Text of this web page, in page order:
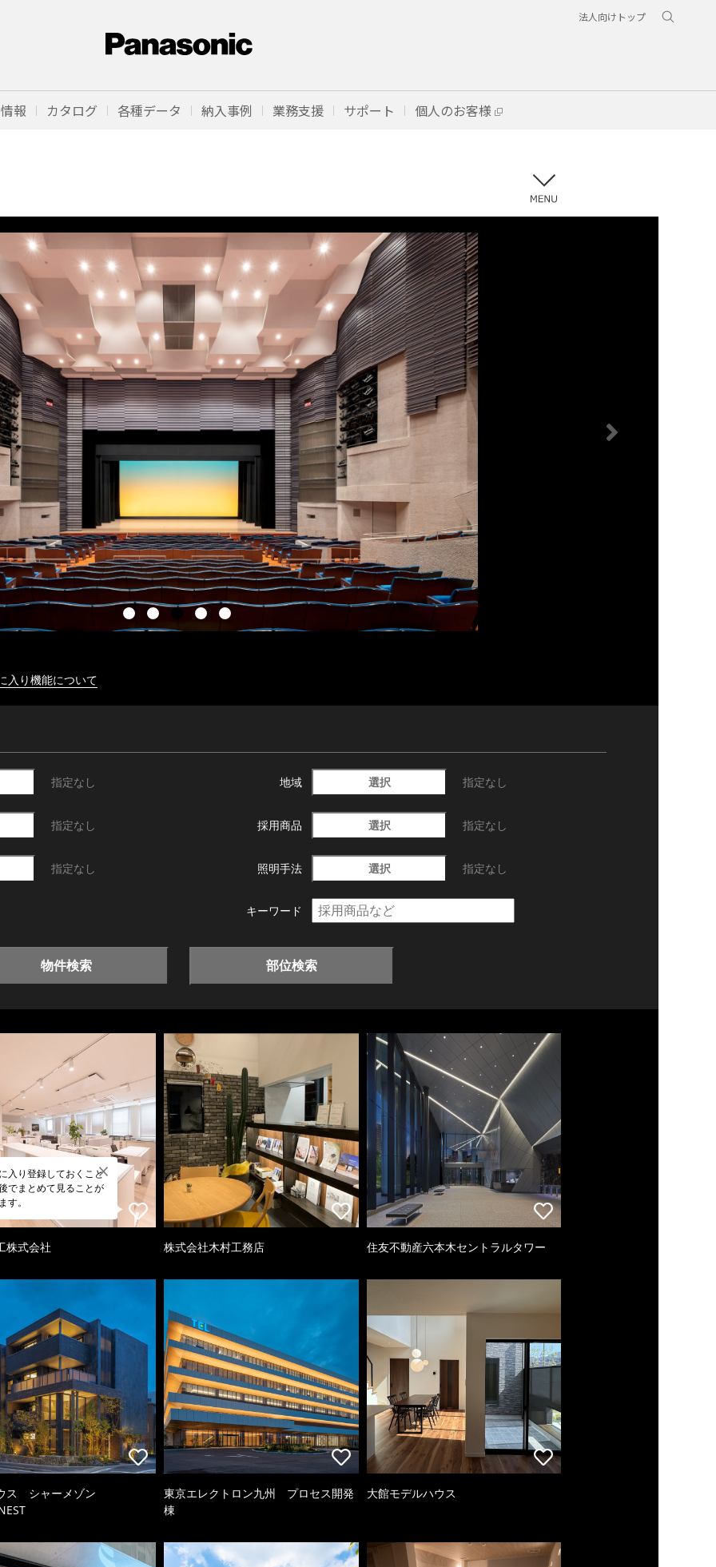
法人向けトップ
報 カタログ 各種データ 納入事例 業務支援 サポート 個人のお客様
入り機能について
指定なし 地域 選択 指定なし
指定なし 採用商品 選択 指定なし
指定なし 照明手法 選択 指定なし
キーワード
物件検索 部位検索
入り登録しておくこと
でまとめて見ることが
す。
株式会社 株式会社木村工務店 住友不動産六本木セントラルタワー
ス シャーメゾン
東京エレクトロン九州 プロセス開発
棟
大館モデルハウス